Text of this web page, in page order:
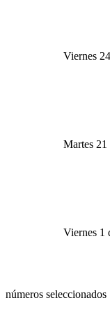
Viernes
Martes 21
Viernes 1
números seleccionados